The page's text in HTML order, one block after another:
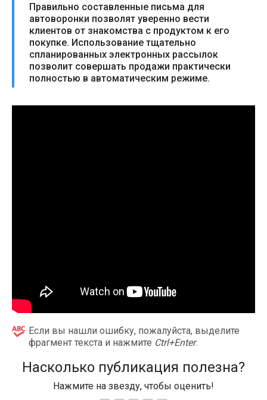
Правильно составленные письма для
автоворонки позволят уверенно вести
клиентов от знакомства с продуктом к его
покупке. Использование тщательно
спланированных электронных рассылок
позволит совершать продажи практически
полностью в автоматическим режиме.
Если вы нашли ошибку, пожалуйста, выделите
фрагмент текста и нажмите Ctrl+Enter.
Насколько публикация полезна?
Нажмите на звезду, чтобы оценить!